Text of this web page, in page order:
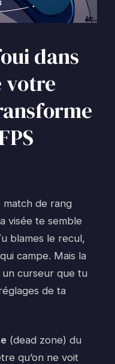
dans
votre
match de rang
visée te semble
blames le recul,
campe. Mais la
un curseur que tu
de ta
(dead zone) du
qu’on ne voit